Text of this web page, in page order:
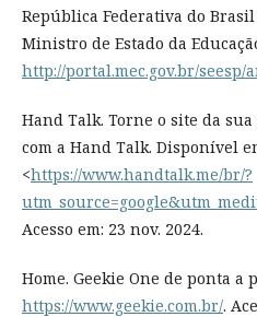
República Federativa do
Ministro de Estado da
http://portal.mec.gov.br/
Hand Talk. Torne o site da
com a Hand Talk. Disponível
<https://www.handtalk.me/br/?
Acesso em: 23 nov. 2024.
Home. Geekie One de ponta a
https://www.geekie.com.br/.